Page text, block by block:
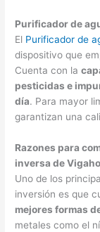
Purificador de
El Purificador de
dispositivo que
Cuenta con la
pesticidas e
día. Para mayor
garantizan una
Razones para
inversa de
Uno de los
inversión es que
mejores formas
metales como el